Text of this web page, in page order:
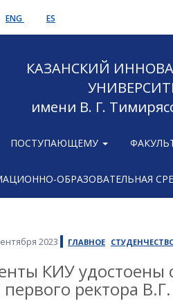
ENG ES
КАЗАНСКИЙ
имени В. Г.
ПОСТУПАЮЩЕМУ
ОБРАЗОВАТЕЛЬНАЯ
2023 ГЛАВНОЕ
КИУ удостоены
первого ректора